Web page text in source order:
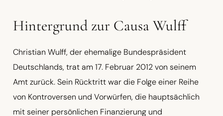
Hintergrund zur Causa Wulff
Christian Wulff, der ehemalige Bundespräsident
Deutschlands, trat am 17. Februar 2012 von seinem
Amt zurück. Sein Rücktritt war die Folge einer Reihe
von Kontroversen und Vorwürfen, die hauptsächlich
mit seiner persönlichen Finanzierung und